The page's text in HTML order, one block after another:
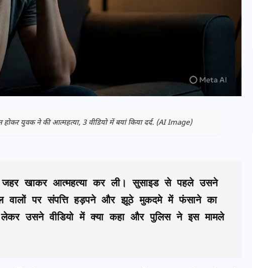
युवक ने की आत्महत्या, 3 वीडियो में बयां किया दर्द. (AI Image)
खाकर आत्महत्या कर ली। सुसाइड से पहले उसने
वालों पर संपत्ति हड़पने और झूठे मुकदमे में फंसाने का
उसने वीडियो में क्या कहा और पुलिस ने इस मामले
पूरी लिस्ट
भारत में स्टारलिंक की लैंडिंग में